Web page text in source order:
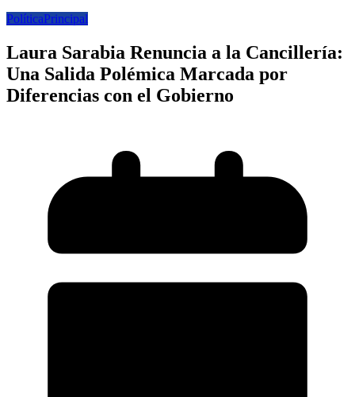
PolíticaPrincipal
Laura Sarabia Renuncia a la Cancillería:
Una Salida Polémica Marcada por
Diferencias con el Gobierno